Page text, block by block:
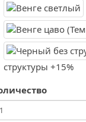
структуры +15%